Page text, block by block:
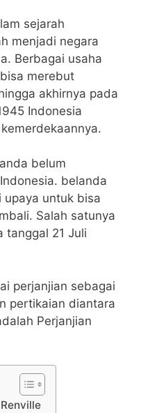
sejarah
menjadi negara
Berbagai usaha
merebut
akhirnya pada
Indonesia
belum
belanda
upaya untuk bisa
Salah satunya
tanggal 21 Juli
perjanjian sebagai
pertikaian diantara
Perjanjian